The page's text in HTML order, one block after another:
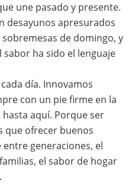
une pasado y presente.
desayunos apresurados
de domingo, y
ha sido el lenguaje
día. Innovamos
con un pie firme en la
aquí. Porque ser
que ofrecer buenos
generaciones, el
el sabor de hogar